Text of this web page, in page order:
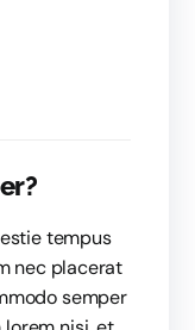
tempus
nec placerat
semper